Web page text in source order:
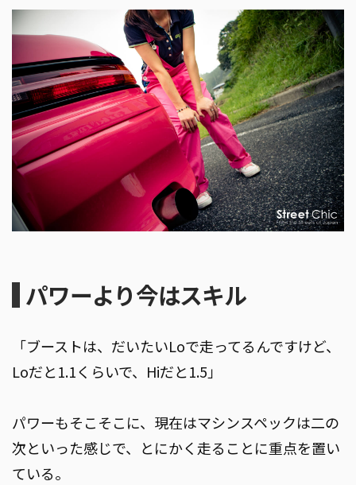
パワーより今はスキル
「ブーストは、だいたいLoで走ってるんですけど、
Loだと1.1くらいで、Hiだと1.5」
パワーもそこそこに、現在はマシンスペックは二の
次といった感じで、とにかく走ることに重点を置い
ている。